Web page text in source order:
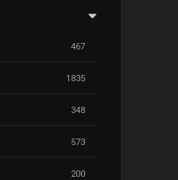
467
1835
348
573
200